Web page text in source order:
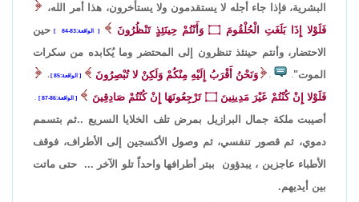
البشرية، فإذا جاء أجله لا يستقدمون ولا يستأخرون، هذا أمر الله،
فَلَوْلا إِذَا بَلَغَتِ الْحُلْقُومَ ۝ وَأَنْتُمْ حِينَئِذٍ تَنْظُرُونَ الواقعة:83-84
حين
الاحتضار، وأنتم حينئذ تنظرون إلى المحتضر وما يُكابده من سكرات
الموت"
وَنَحْنُ أَقْرَبُ إِلَيْهِ مِنْكُمْ وَلَكِنْ لا تُبْصِرُونَ الواقعة:85 ،
فَلَوْلا إِنْ كُنْتُمْ غَيْرَ مَدِينِينَ۝ تَرْجِعُونَهَا إِنْ كُنْتُمْ صَادِقِينَ الواقعة:86-87
أصيبت ملكة جمال البرازيل بمرض تلف الخلايا السريع ..ثم بتسمم
دموي، ثم قصور تنفسي، ثم وصول الأكسجين إلى الأطراف، فوقف
الأطباء عاجزين ، يبدؤون ببتر أطرافها واحداً تلو الآخر ... حتى ماتت
بين أيديهم.